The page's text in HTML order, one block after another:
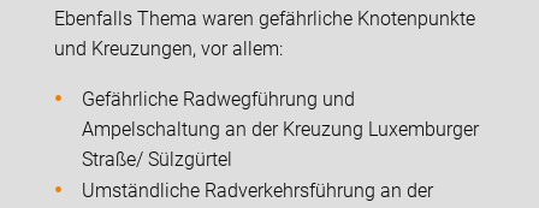
Ebenfalls Thema waren gefährliche Knotenpunkte
und Kreuzungen, vor allem:
Gefährliche Radwegführung und
Ampelschaltung an der Kreuzung Luxemburger
Straße/ Sülzgürtel
Umständliche Radverkehrsführung an der